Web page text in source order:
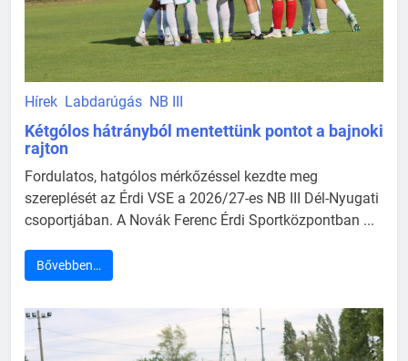
Hírek Labdarúgás NB III
Kétgólos hátrányból mentettünk pontot a bajnoki
rajton
Fordulatos, hatgólos mérkőzéssel kezdte meg
szereplését az Érdi VSE a 2026/27-es NB III Dél-Nyugati
csoportjában. A Novák Ferenc Érdi Sportközpontban ...
Bővebben…